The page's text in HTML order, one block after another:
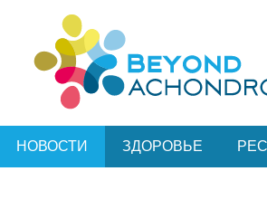
НОВОСТИ ЗДОРОВЬЕ